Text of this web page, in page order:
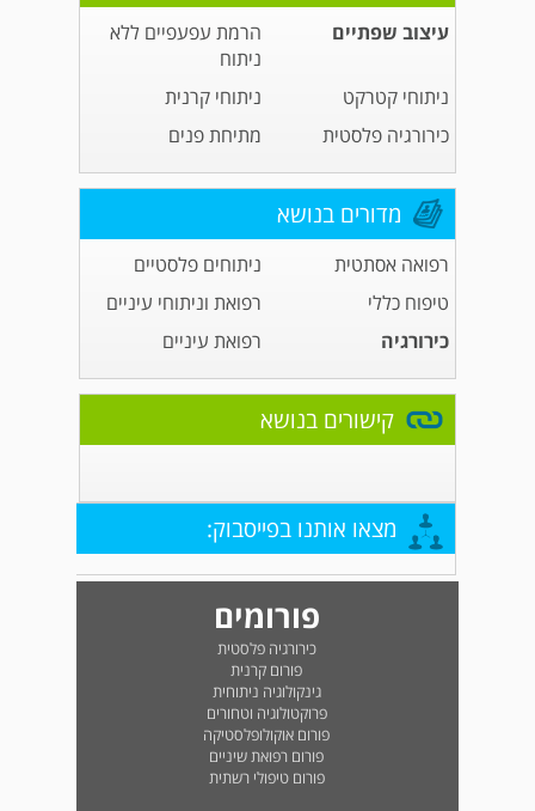
עיצוב שפתיים
הרמת עפעפיים ללא
ניתוח
ניתוחי קטרקט
ניתוחי קרנית
כירורגיה פלסטית
מתיחת פנים
מדורים בנושא
רפואה אסתטית
ניתוחים פלסטיים
טיפוח כללי
רפואת וניתוחי עיניים
כירורגיה
רפואת עיניים
קישורים בנושא
מצאו אותנו בפייסבוק:
פורומים
כירורגיה פלסטית
פורום קרנית
גינקולוגיה ניתוחית
פרוקטולוגיה וטחורים
פורום אוקולופלסטיקה
פורום רפואת שיניים
פורום טיפולי רשתית